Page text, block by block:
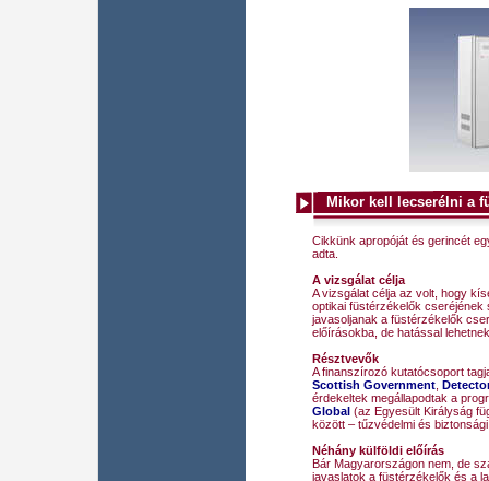
Mikor kell lecserélni a
Cikkünk apropóját és gerincét
adta.
A vizsgálat célja
A vizsgálat célja az volt, hogy
optikai füstérzékelők
javasoljanak a füstérzékelők
előírásokba, de hatással
Résztvevők
A finanszírozó kutatócsoport
Scottish Government,
érdekeltek megállapodtak a
Global(az Egyesült Királyság
között – tűzvédelmi és
Néhány külföldi előírás
Bár Magyarországon nem, de
javaslatok a füstérzékelők és a